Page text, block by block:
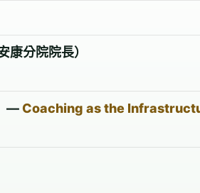
分院院長）
—Coaching as the